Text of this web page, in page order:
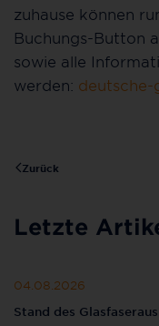
zuhause können
Buchungs-Button
sowie alle
werden: deutsche-
Zurück
Letzte
04.08.2026
Stand des